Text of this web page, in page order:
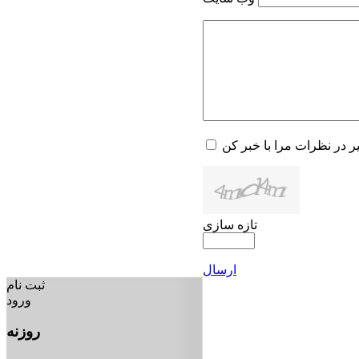
در نظرات مرا با خبر کن
تازه سازی
ارسال
ثبت نام
ورود
روزنه